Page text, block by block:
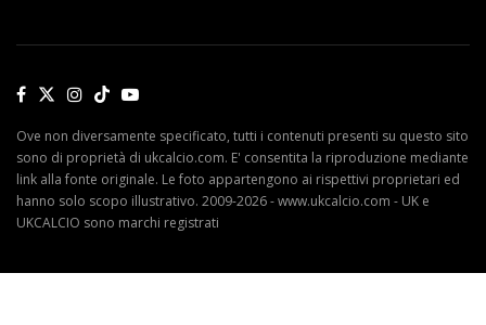
Ove non diversamente specificato, tutti i contenuti presenti su questo sito
sono di proprietà di ukcalcio.com. E' consentita la riproduzione mediante
link alla fonte originale. Le foto appartengono ai rispettivi proprietari ed
hanno solo scopo illustrativo. 2009-2026 - www.ukcalcio.com - UK e
UKCALCIO sono marchi registrati